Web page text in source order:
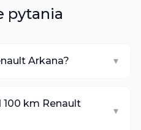
pytania
Arkana? ▾
km Renault
▾